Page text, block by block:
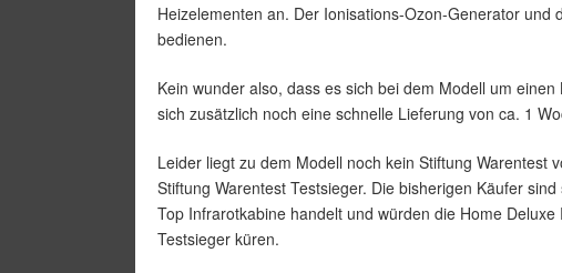
Heizelementen an. Der Ionisations-Ozon-Generator
bedienen.
Kein wunder also, dass es sich bei dem Modell um
sich zusätzlich noch eine schnelle Lieferung von ca. 1
Leider liegt zu dem Modell noch kein Stiftung Warentest
Stiftung Warentest Testsieger. Die bisherigen Käufer
Top Infrarotkabine handelt und würden die Home
Testsieger küren.